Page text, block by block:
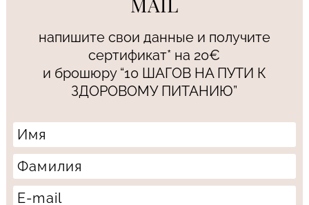
напишите свои данные и получите
сертификат* на 20€
и брошюру “10 ШАГОВ НА ПУТИ К
ЗДОРОВОМУ ПИТАНИЮ”